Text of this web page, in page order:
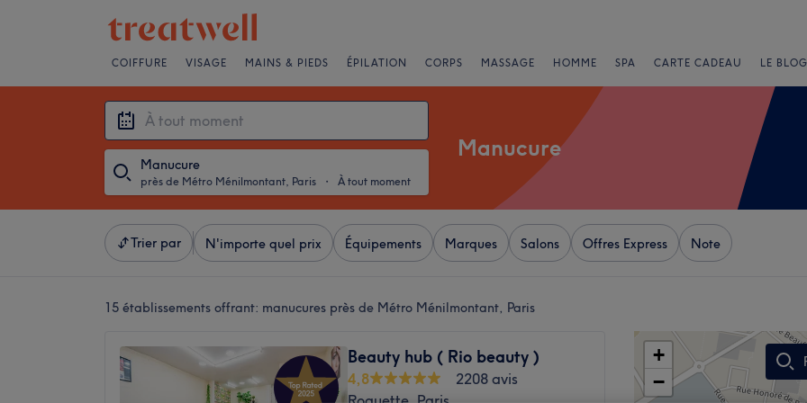
COIFFURE VISAGE MAINS & PIEDS ÉPILATION CORPS MASSAGE HOMME SPA CARTE CADEAU LE
Manucure
près de Métro Ménilmontant, Paris ・ À tout moment
Manucure
Trier par N'importe quel prix Équipements Marques Salons Offres Express Note
15 établissements offrant: manucures près de Métro Ménilmontant, Paris
Beauty hub ( Rio beauty )
4,8
2208 avis
+
−